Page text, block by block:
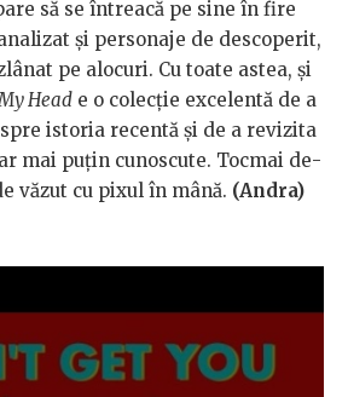
să se întreacă pe sine în fire
și personaje de descoperit,
pe alocuri. Cu toate astea, și
Head e o colecție excelentă de a
istoria recentă și de a revizita
mai puțin cunoscute. Tocmai de-
văzut cu pixul în mână. (Andra)